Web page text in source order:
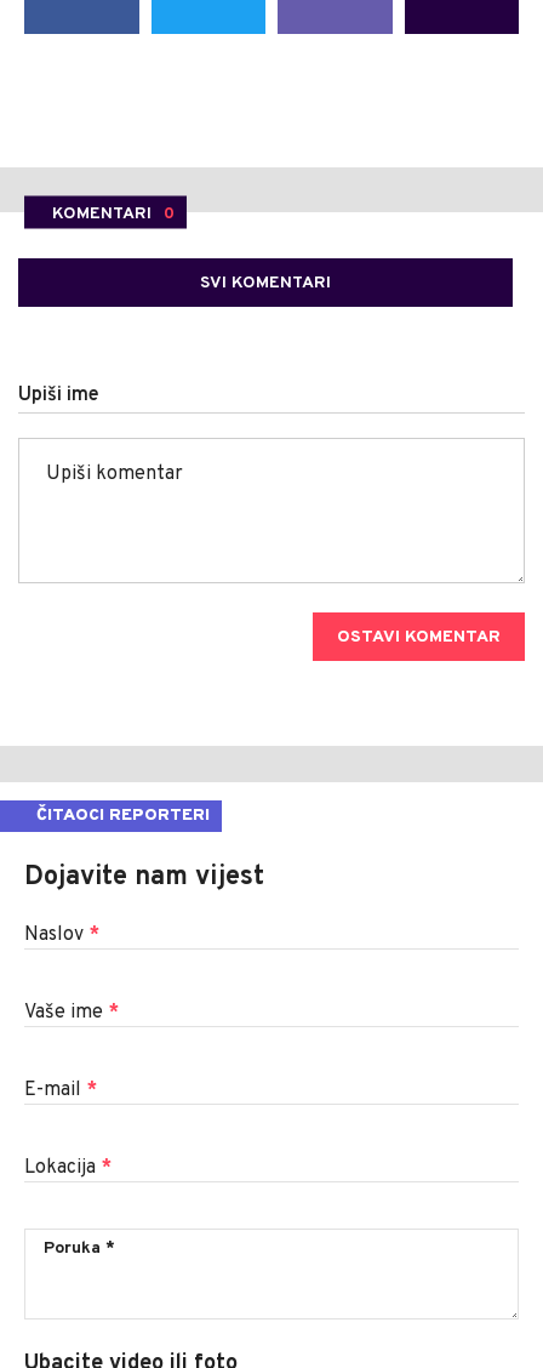
KOMENTARI 0
SVI KOMENTARI
Upiši ime
OSTAVI KOMENTAR
ČITAOCI REPORTERI
Dojavite nam vijest
Naslov *
Vaše ime *
E-mail *
Lokacija *